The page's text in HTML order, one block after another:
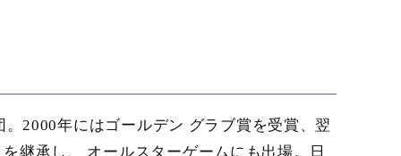
2000年にはゴールデン グラブ賞を受賞、翌
継承し、 オールスターゲームにも出場。日